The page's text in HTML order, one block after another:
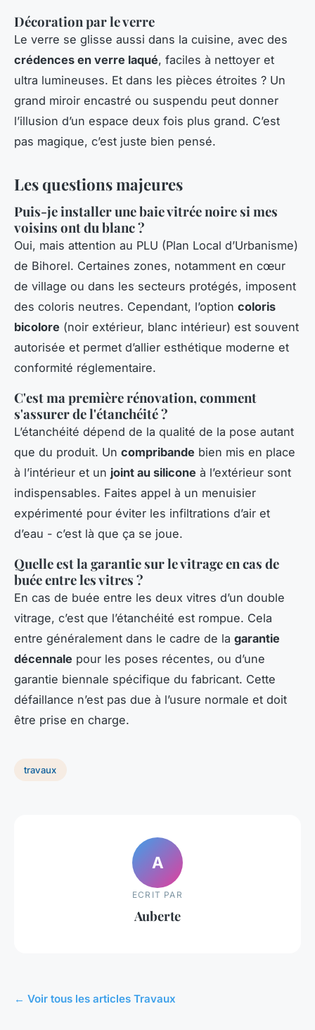
Décoration par le verre
Le verre se glisse aussi dans la cuisine, avec des
crédences en verre laqué, faciles à nettoyer et
ultra lumineuses. Et dans les pièces étroites ? Un
grand miroir encastré ou suspendu peut donner
l’illusion d’un espace deux fois plus grand. C’est
pas magique, c’est juste bien pensé.
Les questions majeures
Puis-je installer une baie vitrée noire si mes
voisins ont du blanc ?
Oui, mais attention au PLU (Plan Local d’Urbanisme)
de Bihorel. Certaines zones, notamment en cœur
de village ou dans les secteurs protégés, imposent
des coloris neutres. Cependant, l’option coloris
bicolore (noir extérieur, blanc intérieur) est souvent
autorisée et permet d’allier esthétique moderne et
conformité réglementaire.
C'est ma première rénovation, comment
s'assurer de l'étanchéité ?
L’étanchéité dépend de la qualité de la pose autant
que du produit. Un compribande bien mis en place
à l’intérieur et un joint au silicone à l’extérieur sont
indispensables. Faites appel à un menuisier
expérimenté pour éviter les infiltrations d’air et
d’eau - c’est là que ça se joue.
Quelle est la garantie sur le vitrage en cas de
buée entre les vitres ?
En cas de buée entre les deux vitres d’un double
vitrage, c’est que l’étanchéité est rompue. Cela
entre généralement dans le cadre de la garantie
décennale pour les poses récentes, ou d’une
garantie biennale spécifique du fabricant. Cette
défaillance n’est pas due à l’usure normale et doit
être prise en charge.
travaux
A
ECRIT PAR
Auberte
← Voir tous les articles Travaux